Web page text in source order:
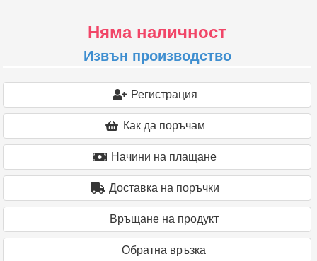
Няма наличност
Извън производство
Регистрация
Как да поръчам
Начини на плащане
Доставка на поръчки
Връщане на продукт
Oбратна връзка